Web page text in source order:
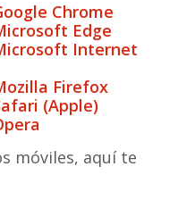
Chrome
Edge
Internet
Firefox
(Apple)
móviles, aquí te